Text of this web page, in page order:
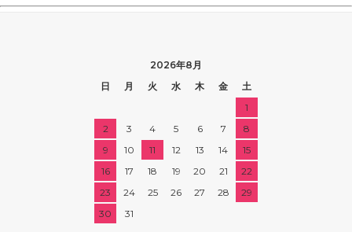
2026年8月
日
月 火 水 木 金
土
1
2
3 4 5 6 7
8
9
10 11 12 13 14
15
16
17 18 19 20 21
22
23
24 25 26 27 28
29
30
31